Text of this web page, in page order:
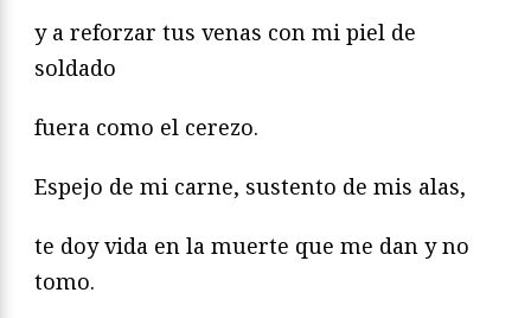
y a reforzar tus venas con mi piel de
soldado
fuera como el cerezo.
Espejo de mi carne, sustento de mis alas,
te doy vida en la muerte que me dan y no
tomo.